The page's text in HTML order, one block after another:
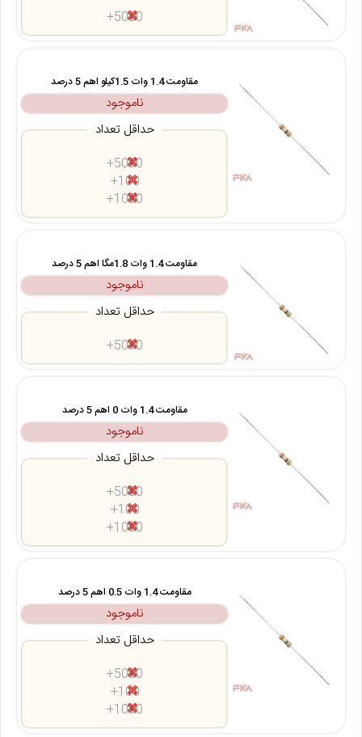
5000+
مقاومت 1.4 وات 1.5کیلو اهم 5 درصد
ناموجود
حداقل تعداد
5000+
100+
1000+
مقاومت 1.4 وات 1.8مگا اهم 5 درصد
ناموجود
حداقل تعداد
5000+
مقاومت 1.4 وات 0 اهم 5 درصد
ناموجود
حداقل تعداد
5000+
100+
1000+
مقاومت 1.4 وات 0.5 اهم 5 درصد
ناموجود
حداقل تعداد
5000+
100+
1000+